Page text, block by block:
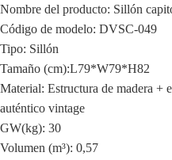
Nombre del producto: Sillón
Código de modelo: DVSC-049
Tipo: Sillón
Tamaño (cm):L79*W79*H82
Material: Estructura de madera +
auténtico vintage
GW(kg): 30
Volumen (m³): 0,57